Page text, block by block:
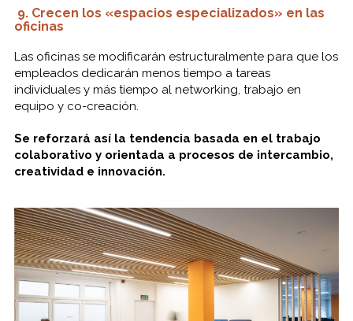
9. Crecen los «espacios especializados» en las
oficinas
Las oficinas se modificarán estructuralmente para que los
empleados dedicarán menos tiempo a tareas
individuales y más tiempo al networking, trabajo en
equipo y co-creación.
Se reforzará así la tendencia basada en el trabajo
colaborativo y orientada a procesos de intercambio,
creatividad e innovación.